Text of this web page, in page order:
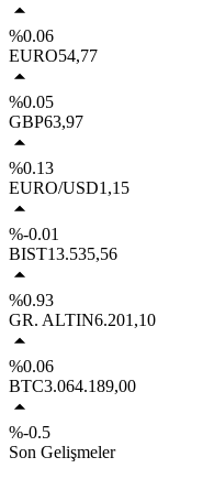
%0.06
EURO54,77
%0.05
GBP63,97
%0.13
EURO/USD1,15
%-0.01
BIST13.535,56
%0.93
GR. ALTIN6.201,10
%0.06
BTC3.064.189,00
%-0.5
Son Gelişmeler